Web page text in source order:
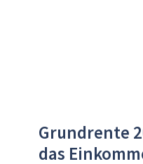
Grundrente
das